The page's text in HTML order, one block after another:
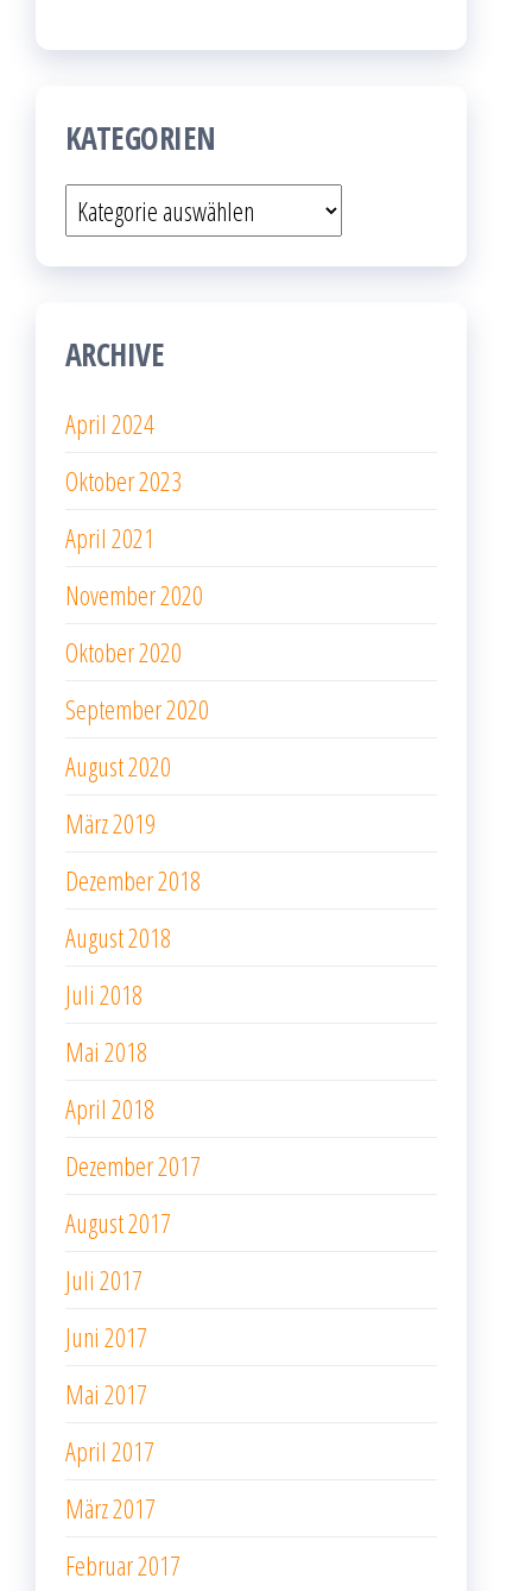
KATEGORIEN
Kategorien
ARCHIVE
April 2024
Oktober 2023
April 2021
November 2020
Oktober 2020
September 2020
August 2020
März 2019
Dezember 2018
August 2018
Juli 2018
Mai 2018
April 2018
Dezember 2017
August 2017
Juli 2017
Juni 2017
Mai 2017
April 2017
März 2017
Februar 2017